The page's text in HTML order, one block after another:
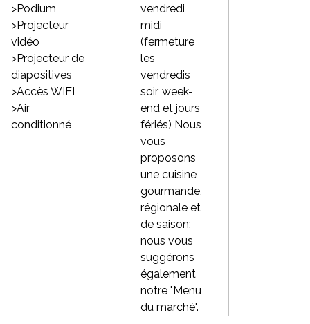
>Podium
>Projecteur
vidéo
>Projecteur de
diapositives
>Accès WIFI
>Air
conditionné
vendredi
midi
(fermeture
les
vendredis
soir, week-
end et jours
fériés) Nous
vous
proposons
une cuisine
gourmande,
régionale et
de saison;
nous vous
suggérons
également
notre "Menu
du marché".